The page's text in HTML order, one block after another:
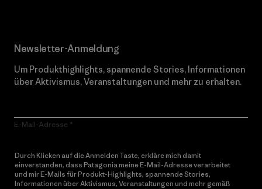
Newsletter-Anmeldung
Um Produkthighlights, spannende Stories, Informationen
über Aktivismus, Veranstaltungen und mehr zu erhalten.
E-Mail-Adresse
Durch Klicken auf die Anmelden Taste, erkläre mich damit
einverstanden, dass Patagonia meine E-Mail-Adresse verarbeitet
und mir E-Mails für Produkt-Highlights, spannende Stories,
Informationen über Aktivismus, Veranstaltungen und mehr gemäß